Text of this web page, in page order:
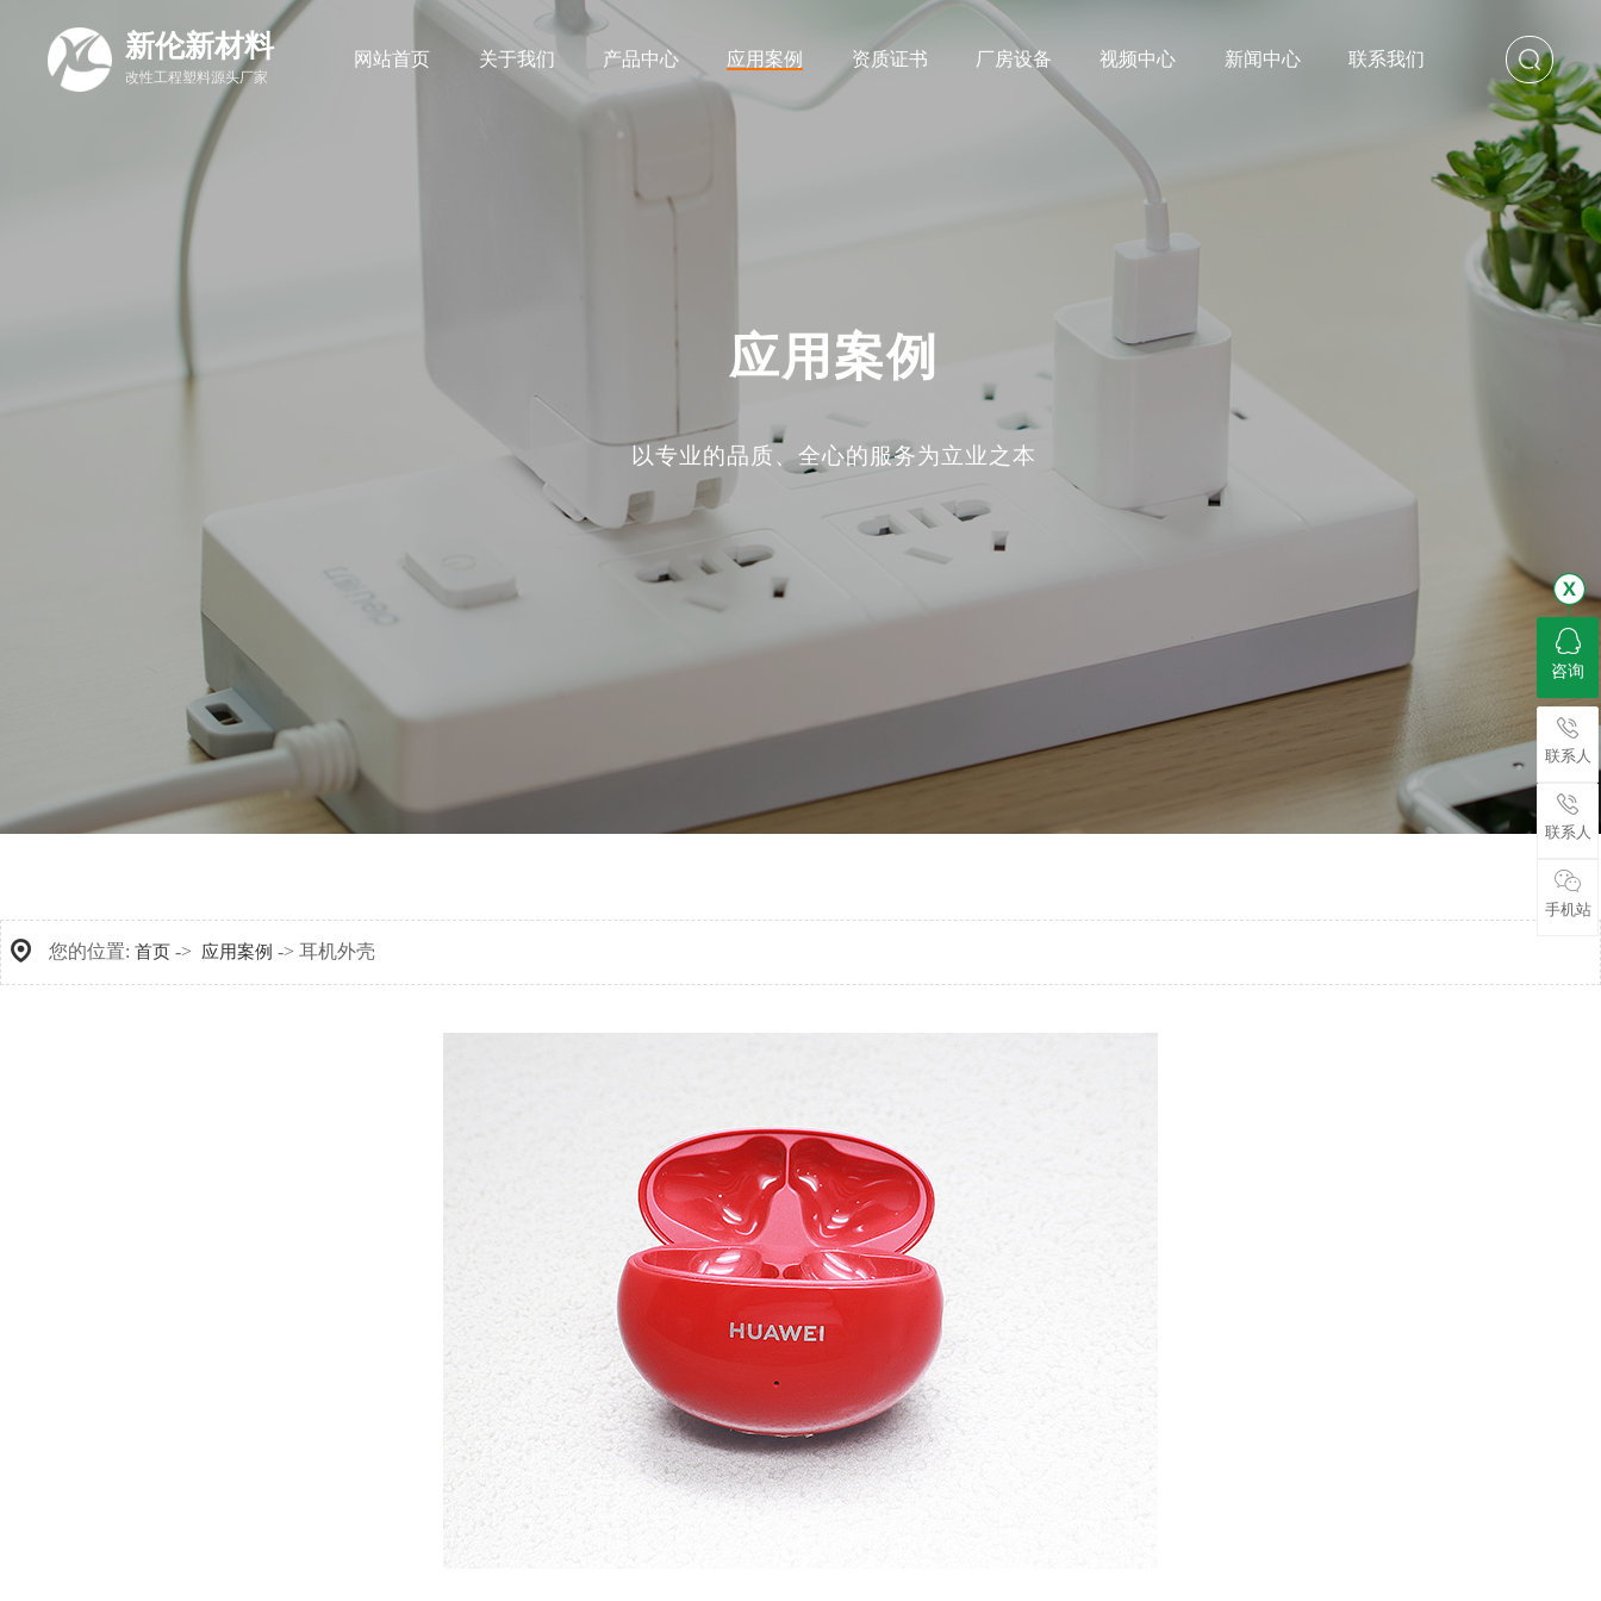
新伦新材料
改性工程塑料源头厂家
网站首页 关于我们 产品中心 应用案例 资质证书 厂房设备 视频中心 新闻中心 联系我们
应用案例
以专业的品质、全心的服务为立业之本
您的位置: 首页 -> 应用案例 -> 耳机外壳
咨询
联系人
联系人
手机站